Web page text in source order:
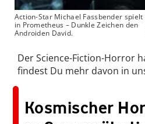
Action-Star Michael Fassbender spielt
in Prometheus – Dunkle Zeichen den
Androiden David.
Der Science-Fiction-Horror
findest Du mehr davon in
Kosmischer